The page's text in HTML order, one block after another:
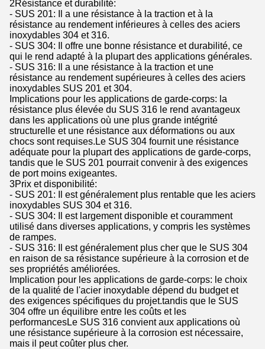
2Résistance et durabilité:
- SUS 201: Il a une résistance à la traction et à la
résistance au rendement inférieures à celles des aciers
inoxydables 304 et 316.
- SUS 304: Il offre une bonne résistance et durabilité, ce
qui le rend adapté à la plupart des applications générales.
- SUS 316: Il a une résistance à la traction et une
résistance au rendement supérieures à celles des aciers
inoxydables SUS 201 et 304.
Implications pour les applications de garde-corps: la
résistance plus élevée du SUS 316 le rend avantageux
dans les applications où une plus grande intégrité
structurelle et une résistance aux déformations ou aux
chocs sont requises.Le SUS 304 fournit une résistance
adéquate pour la plupart des applications de garde-corps,
tandis que le SUS 201 pourrait convenir à des exigences
de port moins exigeantes.
3Prix et disponibilité:
- SUS 201: Il est généralement plus rentable que les aciers
inoxydables SUS 304 et 316.
- SUS 304: Il est largement disponible et couramment
utilisé dans diverses applications, y compris les systèmes
de rampes.
- SUS 316: Il est généralement plus cher que le SUS 304
en raison de sa résistance supérieure à la corrosion et de
ses propriétés améliorées.
Implication pour les applications de garde-corps: le choix
de la qualité de l'acier inoxydable dépend du budget et
des exigences spécifiques du projet.tandis que le SUS
304 offre un équilibre entre les coûts et les
performancesLe SUS 316 convient aux applications où
une résistance supérieure à la corrosion est nécessaire,
mais il peut coûter plus cher.